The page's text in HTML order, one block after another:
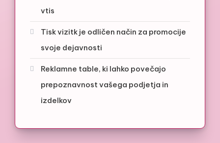
vtis
Tisk vizitk je odličen način za promocije
svoje dejavnosti
Reklamne table, ki lahko povečajo
prepoznavnost vašega podjetja in
izdelkov